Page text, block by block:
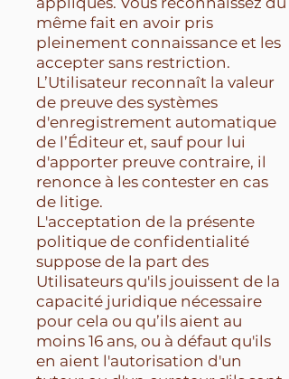
même fait en avoir pris
pleinement connaissance et les
accepter sans restriction.
L’Utilisateur reconnaît la valeur
de preuve des systèmes
d'enregistrement automatique
de l’Éditeur et, sauf pour lui
d'apporter preuve contraire, il
renonce à les contester en cas
de litige.
L'acceptation de la présente
politique de confidentialité
suppose de la part des
Utilisateurs qu'ils jouissent de la
capacité juridique nécessaire
pour cela ou qu’ils aient au
moins 16 ans, ou à défaut qu'ils
en aient l'autorisation d'un